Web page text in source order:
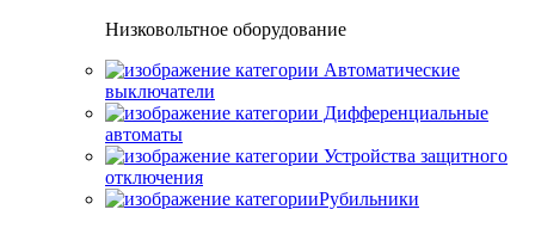
Низковольтное оборудование
Автоматические
выключатели
Дифференциальные
автоматы
Устройства защитного
отключения
Рубильники